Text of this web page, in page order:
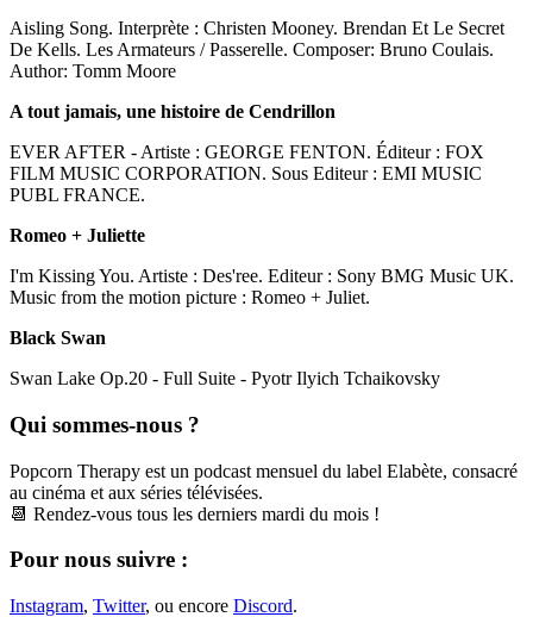
Aisling Song. Interprète : Christen Mooney. Brendan Et Le Secret
De Kells. Les Armateurs / Passerelle. Composer: Bruno Coulais.
Author: Tomm Moore
A tout jamais, une histoire de Cendrillon
EVER AFTER - Artiste : GEORGE FENTON. Éditeur : FOX
FILM MUSIC CORPORATION. Sous Editeur : EMI MUSIC
PUBL FRANCE.
Romeo + Juliette
I'm Kissing You. Artiste : Des'ree. Editeur : Sony BMG Music UK.
Music from the motion picture : Romeo + Juliet.
Black Swan
Swan Lake Op.20 - Full Suite - Pyotr Ilyich Tchaikovsky
Qui sommes-nous ?
Popcorn Therapy est un podcast mensuel du label Elabète, consacré
au cinéma et aux séries télévisées.
📆 Rendez-vous tous les derniers mardi du mois !
Pour nous suivre :
Instagram, Twitter, ou encore Discord.